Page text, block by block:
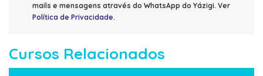
mails e mensagens através do WhatsApp do Yázigi. Ver
Política de Privacidade.
Cursos Relacionados